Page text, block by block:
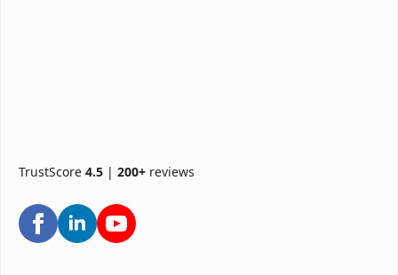
TrustScore 4.5 | 200+ reviews